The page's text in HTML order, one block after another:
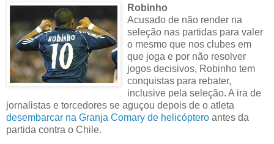
Robinho
Acusado de não render na
seleção nas partidas para valer
o mesmo que nos clubes em
que joga e por não resolver
jogos decisivos, Robinho tem
conquistas para rebater,
inclusive pela seleção. A ira de
jornalistas e torcedores se aguçou depois de o atleta
desembarcar na Granja Comary de helicóptero antes da
partida contra o Chile.